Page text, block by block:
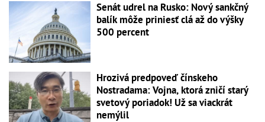
Senát udrel na Rusko: Nový sankčný
balík môže priniesť clá až do výšky
500 percent
Hrozivá predpoveď čínskeho
Nostradama: Vojna, ktorá zničí starý
svetový poriadok! Už sa viackrát
nemýlil